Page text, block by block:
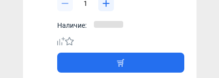
Наличие: